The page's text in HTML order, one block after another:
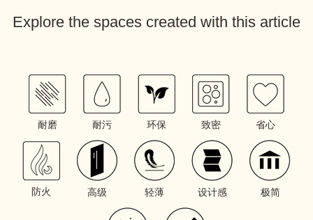
Explore the spaces created with this article
耐磨 耐污 环保 致密 省心
防火 高级 轻薄 设计感 极简